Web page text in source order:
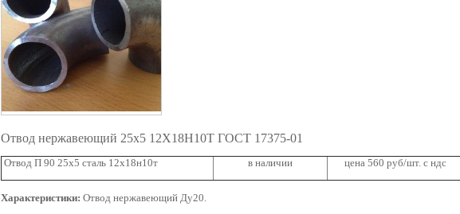
Отвод нержавеющий 25х5 12Х18Н10Т ГОСТ 17375-01
Отвод П 90 25х5 сталь 12х18н10т в наличии цена 560 руб/шт. с ндс
Характеристики: Отвод нержавеющий Ду20.